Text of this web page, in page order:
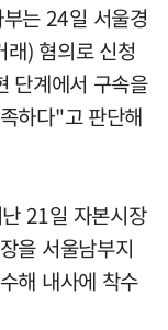
는 24일 서울경
) 혐의로 신청
단계에서 구속을
하다"고 판단해
21일 자본시장
을 서울남부지
해 내사에 착수